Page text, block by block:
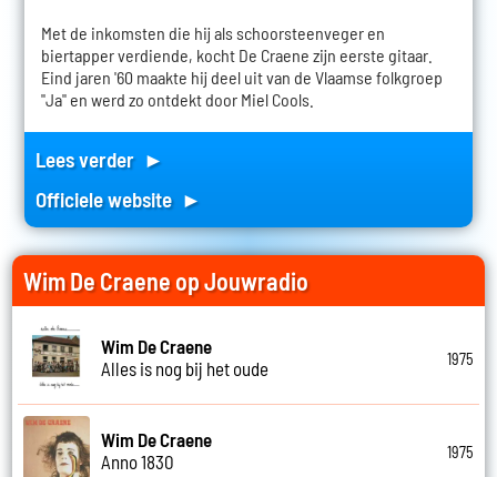
Met de inkomsten die hij als schoorsteenveger en
biertapper verdiende, kocht De Craene zijn eerste gitaar.
Eind jaren '60 maakte hij deel uit van de Vlaamse folkgroep
"Ja" en werd zo ontdekt door Miel Cools.
Lees verder ►
Officiele website ►
Wim De Craene op Jouwradio
Wim De Craene
Alles is nog bij het oude
1975
Wim De Craene
Anno 1830
1975